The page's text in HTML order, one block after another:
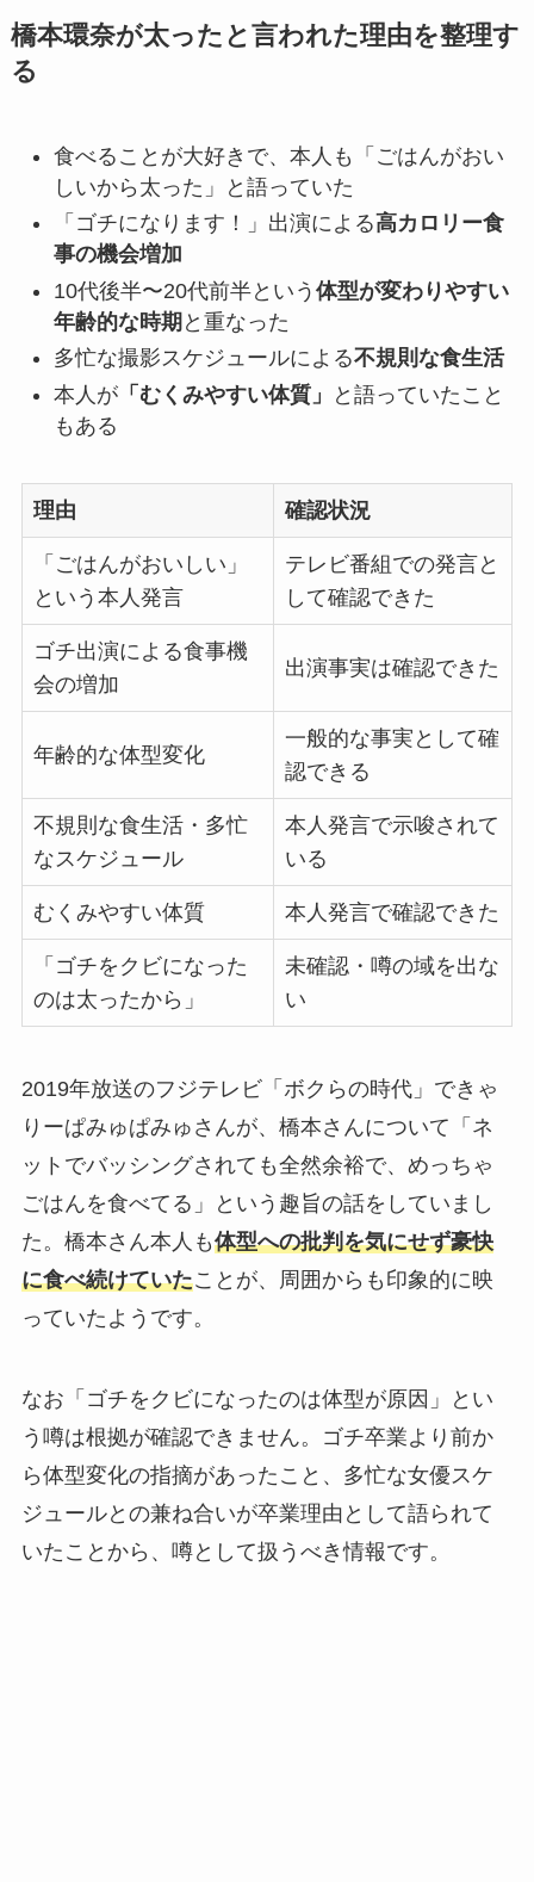
橋本環奈が太ったと言われた理由を整理す
る
食べることが大好きで、本人も「ごはんがおい
しいから太った」と語っていた
「ゴチになります！」出演による高カロリー食
事の機会増加
10代後半〜20代前半という 体型が変わりやすい
年齢的な時期 と重なった
多忙な撮影スケジュールによる不規則な食生活
本人が「むくみやすい体質」
と語っていたこと
もある
理由 確認状況
「ごはんがおいしい」
という本人発言
テレビ番組での発言と
して確認できた
ゴチ出演による食事機
会の増加
出演事実は確認できた
年齢的な体型変化
一般的な事実として確
認できる
不規則な食生活・多忙
なスケジュール
本人発言で示唆されて
いる
むくみやすい体質 本人発言で確認できた
「ゴチをクビになった
のは太ったから」
未確認・噂の域を出な
い
2019年放送のフジテレビ「ボクらの時代」できゃ
りーぱみゅぱみゅさんが、橋本さんについて「ネ
ットでバッシングされても全然余裕で、めっちゃ
ごはんを食べてる」という趣旨の話をしていまし
た。橋本さん本人も体型への批判を気にせず豪快
に食べ続けていたことが、周囲からも印象的に映
っていたようです。
なお「ゴチをクビになったのは体型が原因」とい
う噂は根拠が確認できません。ゴチ卒業より前か
ら体型変化の指摘があったこと、多忙な女優スケ
ジュールとの兼ね合いが卒業理由として語られて
いたことから、噂として扱うべき情報です。